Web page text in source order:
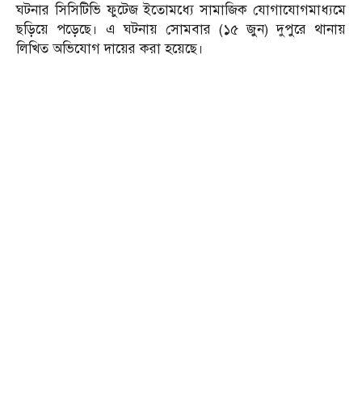
ঘটনার সিসিটিভি ফুটেজ ইতোমধ্যে সামাজিক যোগাযোগমাধ্যমে
ছড়িয়ে পড়েছে। এ ঘটনায় সোমবার (১৫ জুন) দুপুরে থানায়
লিখিত অভিযোগ দায়ের করা হয়েছে।